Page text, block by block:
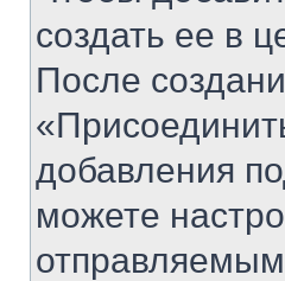
создать ее в
После
добавления
можете